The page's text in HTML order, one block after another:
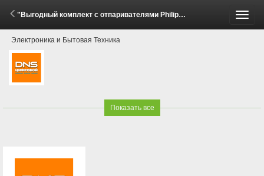
"Выгодный комплект с отпаривателями Philips!" (30 Апреля - 31 Мая 2026)
Электроника и Бытовая Техника
Показать все